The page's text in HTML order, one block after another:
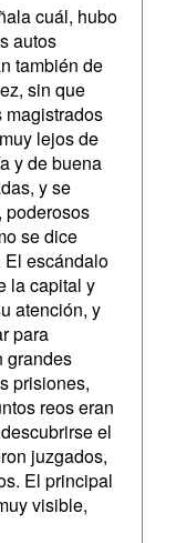
cuál, hubo
autos
también de
sin que
magistrados
lejos de
y de buena
y se
poderosos
se dice
El escándalo
la capital y
atención, y
para
grandes
prisiones,
reos eran
el
juzgados,
El principal
visible,